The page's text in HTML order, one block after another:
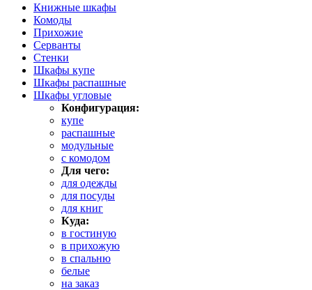
Книжные шкафы
Комоды
Прихожие
Серванты
Стенки
Шкафы купе
Шкафы распашные
Шкафы угловые
Конфигурация:
купе
распашные
модульные
с комодом
Для чего:
для одежды
для посуды
для книг
Куда:
в гостиную
в прихожую
в спальню
белые
на заказ